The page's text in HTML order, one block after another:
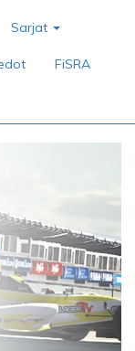
Sarjat
FiSRA